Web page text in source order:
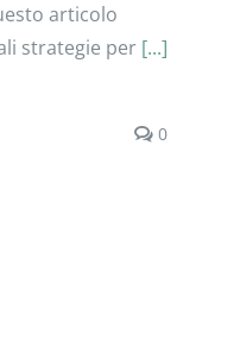
articolo
strategie per[...]
0comments